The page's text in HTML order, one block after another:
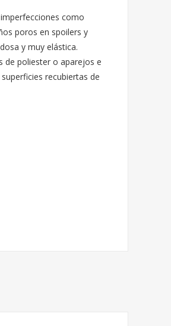
como
poros en spoilers y
y muy elástica.
de poliester o aparejos e
recubiertas de